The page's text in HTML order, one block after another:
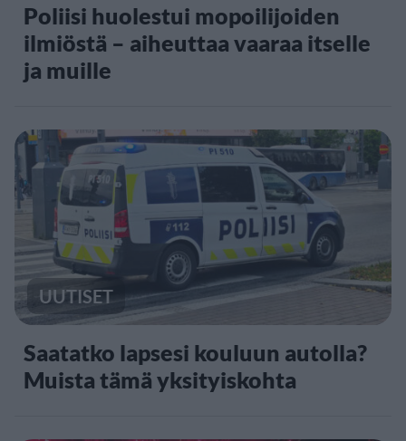
Poliisi huolestui mopoilijoiden
ilmiöstä – aiheuttaa vaaraa itselle
ja muille
UUTISET
Saatatko lapsesi kouluun autolla?
Muista tämä yksityiskohta